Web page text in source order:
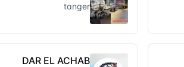
tanger
DAR EL ACHAB